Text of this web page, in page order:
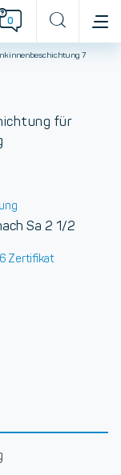
0
7
für
Sa 2 1/2
Zertifikat